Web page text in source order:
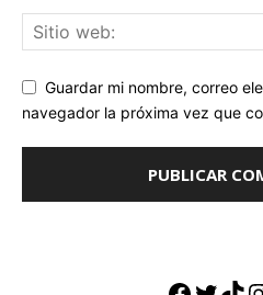
Guardar mi nombre, correo
navegador la próxima vez que